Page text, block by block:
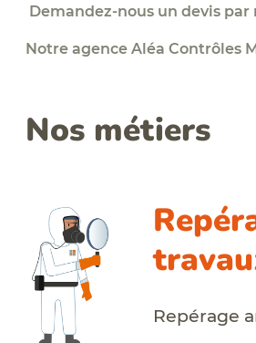
Demandez-nous un devis
Notre agence Aléa Contrôles
Nos métiers
Repérage